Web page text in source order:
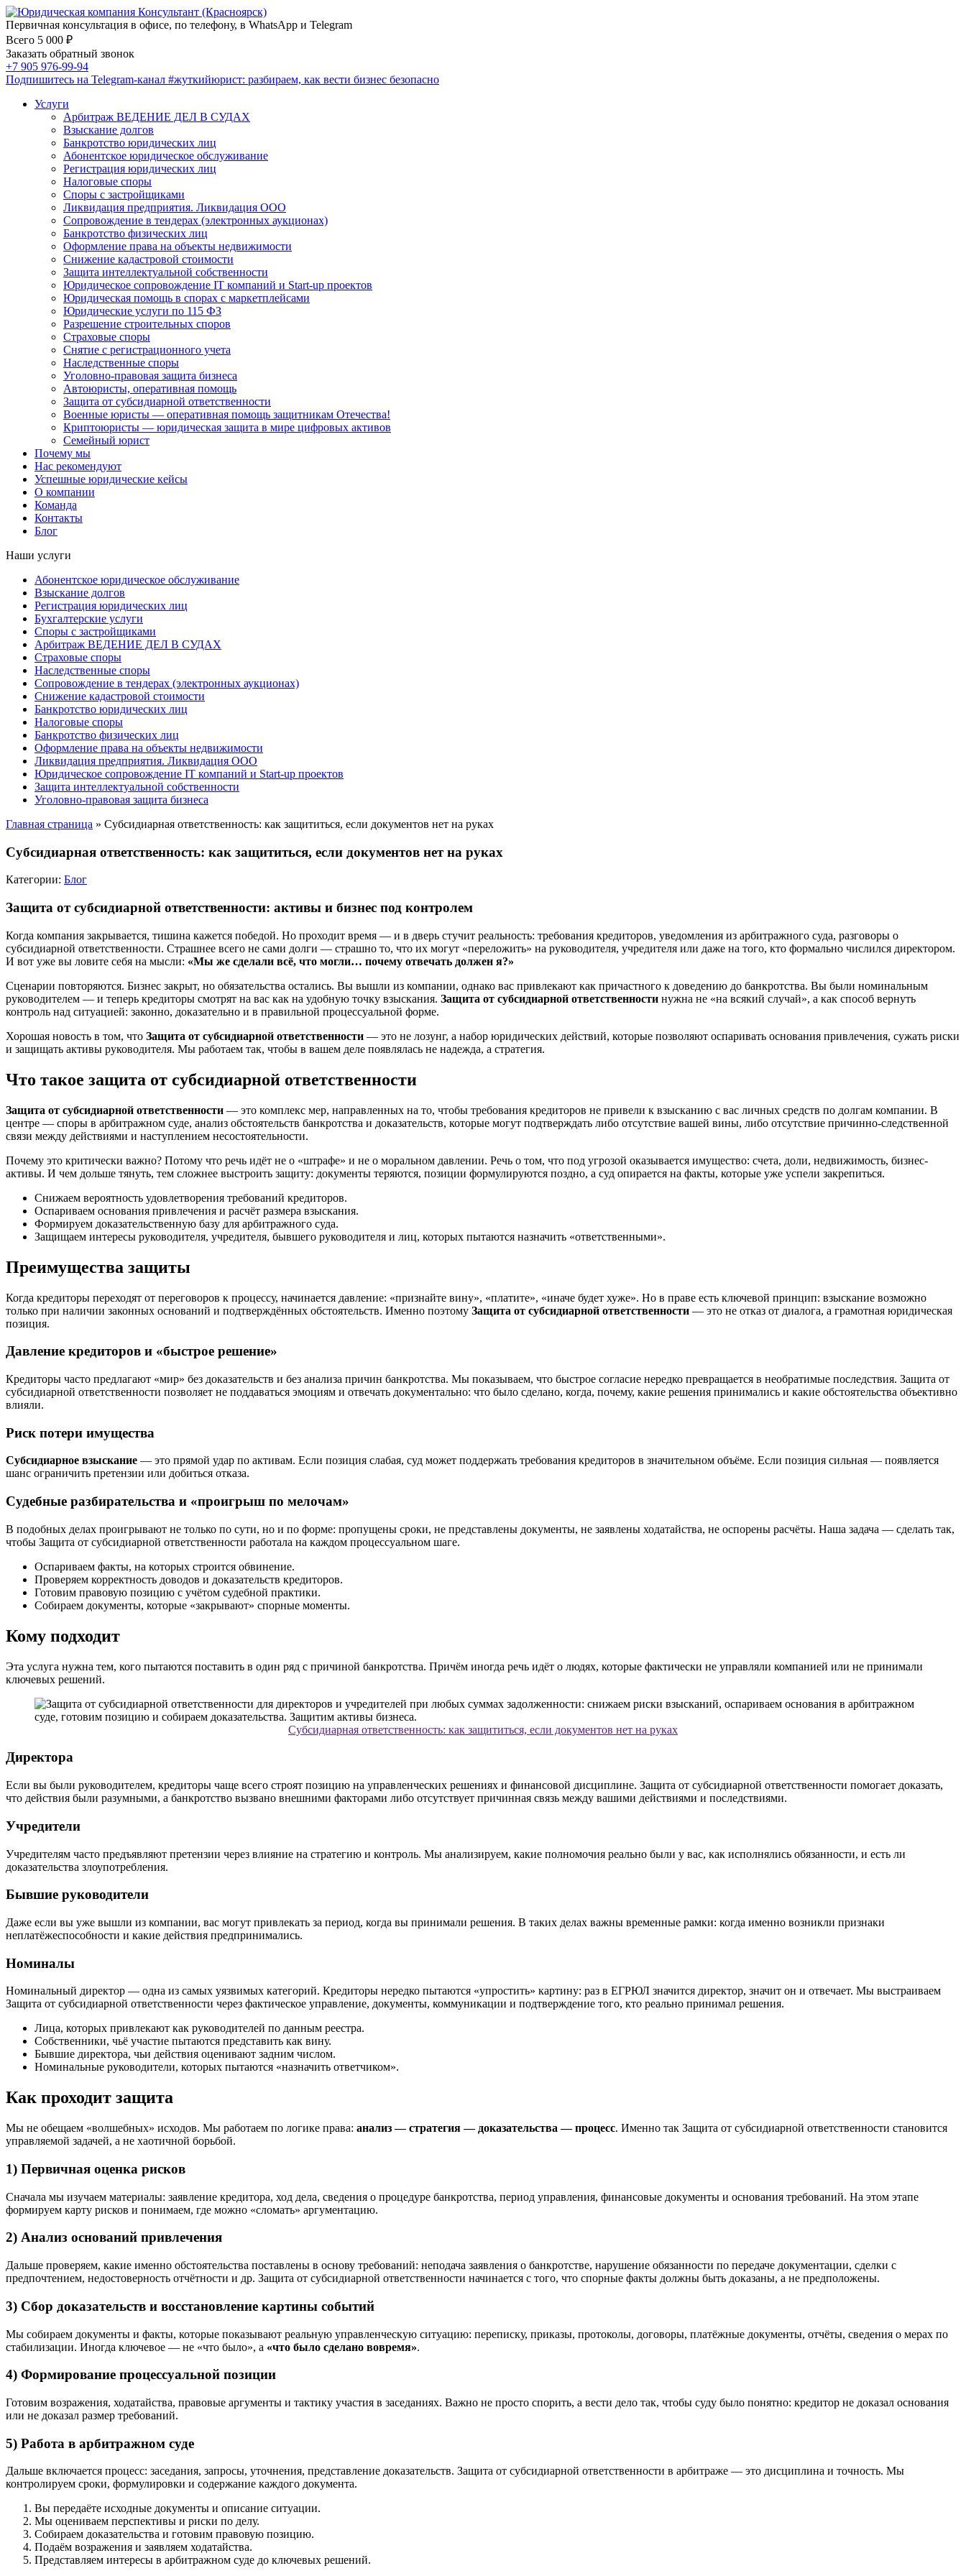
Первичная консультация в офисе, по телефону, в WhatsApp и Telegram
Всего 5 000 ₽
Заказать обратный звонок
+7 905 976-99-94
Подпишитесь на Telegram-канал #жуткийюрист: разбираем, как вести бизнес безопасно
Услуги
Арбитраж ВЕДЕНИЕ ДЕЛ В СУДАХ
Взыскание долгов
Банкротство юридических лиц
Абонентское юридическое обслуживание
Регистрация юридических лиц
Налоговые споры
Споры с застройщиками
Ликвидация предприятия. Ликвидация ООО
Сопровождение в тендерах (электронных аукционах)
Банкротство физических лиц
Оформление права на объекты недвижимости
Снижение кадастровой стоимости
Защита интеллектуальной собственности
Юридическое сопровождение IT компаний и Start-up проектов
Юридическая помощь в спорах с маркетплейсами
Юридические услуги по 115 ФЗ
Разрешение строительных споров
Страховые споры
Снятие с регистрационного учета
Наследственные споры
Уголовно-правовая защита бизнеса
Автоюристы, оперативная помощь
Защита от субсидиарной ответственности
Военные юристы — оперативная помощь защитникам Отечества!
Криптоюристы — юридическая защита в мире цифровых активов
Семейный юрист
Почему мы
Нас рекомендуют
Успешные юридические кейсы
О компании
Команда
Контакты
Блог
Наши услуги
Абонентское юридическое обслуживание
Взыскание долгов
Регистрация юридических лиц
Бухгалтерские услуги
Споры с застройщиками
Арбитраж ВЕДЕНИЕ ДЕЛ В СУДАХ
Страховые споры
Наследственные споры
Сопровождение в тендерах (электронных аукционах)
Снижение кадастровой стоимости
Банкротство юридических лиц
Налоговые споры
Банкротство физических лиц
Оформление права на объекты недвижимости
Ликвидация предприятия. Ликвидация ООО
Юридическое сопровождение IT компаний и Start-up проектов
Защита интеллектуальной собственности
Уголовно-правовая защита бизнеса
Главная страница » Субсидиарная ответственность: как защититься, если документов нет на руках
Субсидиарная ответственность: как защититься, если документов нет на руках
Категории: Блог
Защита от субсидиарной ответственности: активы и бизнес под контролем
Когда компания закрывается, тишина кажется победой. Но проходит время — и в дверь стучит реальность: требования кредиторов, уведомления из арбитражного суда, разговоры о
субсидиарной ответственности. Страшнее всего не сами долги — страшно то, что их могут «переложить» на руководителя, учредителя или даже на того, кто формально числился директором.
И вот уже вы ловите себя на мысли: «Мы же сделали всё, что могли… почему отвечать должен я?»
Сценарии повторяются. Бизнес закрыт, но обязательства остались. Вы вышли из компании, однако вас привлекают как причастного к доведению до банкротства. Вы были номинальным
руководителем — и теперь кредиторы смотрят на вас как на удобную точку взыскания. Защита от субсидиарной ответственности нужна не «на всякий случай», а как способ вернуть
контроль над ситуацией: законно, доказательно и в правильной процессуальной форме.
Хорошая новость в том, что Защита от субсидиарной ответственности — это не лозунг, а набор юридических действий, которые позволяют оспаривать основания привлечения, сужать риски
и защищать активы руководителя. Мы работаем так, чтобы в вашем деле появлялась не надежда, а стратегия.
Что такое защита от субсидиарной ответственности
Защита от субсидиарной ответственности — это комплекс мер, направленных на то, чтобы требования кредиторов не привели к взысканию с вас личных средств по долгам компании. В
центре — споры в арбитражном суде, анализ обстоятельств банкротства и доказательств, которые могут подтверждать либо отсутствие вашей вины, либо отсутствие причинно-следственной
связи между действиями и наступлением несостоятельности.
Почему это критически важно? Потому что речь идёт не о «штрафе» и не о моральном давлении. Речь о том, что под угрозой оказывается имущество: счета, доли, недвижимость, бизнес-
активы. И чем дольше тянуть, тем сложнее выстроить защиту: документы теряются, позиции формулируются поздно, а суд опирается на факты, которые уже успели закрепиться.
Снижаем вероятность удовлетворения требований кредиторов.
Оспариваем основания привлечения и расчёт размера взыскания.
Формируем доказательственную базу для арбитражного суда.
Защищаем интересы руководителя, учредителя, бывшего руководителя и лиц, которых пытаются назначить «ответственными».
Преимущества защиты
Когда кредиторы переходят от переговоров к процессу, начинается давление: «признайте вину», «платите», «иначе будет хуже». Но в праве есть ключевой принцип: взыскание возможно
только при наличии законных оснований и подтверждённых обстоятельств. Именно поэтому Защита от субсидиарной ответственности — это не отказ от диалога, а грамотная юридическая
позиция.
Давление кредиторов и «быстрое решение»
Кредиторы часто предлагают «мир» без доказательств и без анализа причин банкротства. Мы показываем, что быстрое согласие нередко превращается в необратимые последствия. Защита от
субсидиарной ответственности позволяет не поддаваться эмоциям и отвечать документально: что было сделано, когда, почему, какие решения принимались и какие обстоятельства объективно
влияли.
Риск потери имущества
Субсидиарное взыскание — это прямой удар по активам. Если позиция слабая, суд может поддержать требования кредиторов в значительном объёме. Если позиция сильная — появляется
шанс ограничить претензии или добиться отказа.
Судебные разбирательства и «проигрыш по мелочам»
В подобных делах проигрывают не только по сути, но и по форме: пропущены сроки, не представлены документы, не заявлены ходатайства, не оспорены расчёты. Наша задача — сделать так,
чтобы Защита от субсидиарной ответственности работала на каждом процессуальном шаге.
Оспариваем факты, на которых строится обвинение.
Проверяем корректность доводов и доказательств кредиторов.
Готовим правовую позицию с учётом судебной практики.
Собираем документы, которые «закрывают» спорные моменты.
Кому подходит
Эта услуга нужна тем, кого пытаются поставить в один ряд с причиной банкротства. Причём иногда речь идёт о людях, которые фактически не управляли компанией или не принимали
ключевых решений.
Субсидиарная ответственность: как защититься, если документов нет на руках
Директора
Если вы были руководителем, кредиторы чаще всего строят позицию на управленческих решениях и финансовой дисциплине. Защита от субсидиарной ответственности помогает доказать,
что действия были разумными, а банкротство вызвано внешними факторами либо отсутствует причинная связь между вашими действиями и последствиями.
Учредители
Учредителям часто предъявляют претензии через влияние на стратегию и контроль. Мы анализируем, какие полномочия реально были у вас, как исполнялись обязанности, и есть ли
доказательства злоупотребления.
Бывшие руководители
Даже если вы уже вышли из компании, вас могут привлекать за период, когда вы принимали решения. В таких делах важны временные рамки: когда именно возникли признаки
неплатёжеспособности и какие действия предпринимались.
Номиналы
Номинальный директор — одна из самых уязвимых категорий. Кредиторы нередко пытаются «упростить» картину: раз в ЕГРЮЛ значится директор, значит он и отвечает. Мы выстраиваем
Защита от субсидиарной ответственности через фактическое управление, документы, коммуникации и подтверждение того, кто реально принимал решения.
Лица, которых привлекают как руководителей по данным реестра.
Собственники, чьё участие пытаются представить как вину.
Бывшие директора, чьи действия оценивают задним числом.
Номинальные руководители, которых пытаются «назначить ответчиком».
Как проходит защита
Мы не обещаем «волшебных» исходов. Мы работаем по логике права: анализ — стратегия — доказательства — процесс. Именно так Защита от субсидиарной ответственности становится
управляемой задачей, а не хаотичной борьбой.
1) Первичная оценка рисков
Сначала мы изучаем материалы: заявление кредитора, ход дела, сведения о процедуре банкротства, период управления, финансовые документы и основания требований. На этом этапе
формируем карту рисков и понимаем, где можно «сломать» аргументацию.
2) Анализ оснований привлечения
Дальше проверяем, какие именно обстоятельства поставлены в основу требований: неподача заявления о банкротстве, нарушение обязанности по передаче документации, сделки с
предпочтением, недостоверность отчётности и др. Защита от субсидиарной ответственности начинается с того, что спорные факты должны быть доказаны, а не предположены.
3) Сбор доказательств и восстановление картины событий
Мы собираем документы и факты, которые показывают реальную управленческую ситуацию: переписку, приказы, протоколы, договоры, платёжные документы, отчёты, сведения о мерах по
стабилизации. Иногда ключевое — не «что было», а «что было сделано вовремя».
4) Формирование процессуальной позиции
Готовим возражения, ходатайства, правовые аргументы и тактику участия в заседаниях. Важно не просто спорить, а вести дело так, чтобы суду было понятно: кредитор не доказал основания
или не доказал размер требований.
5) Работа в арбитражном суде
Дальше включается процесс: заседания, запросы, уточнения, представление доказательств. Защита от субсидиарной ответственности в арбитраже — это дисциплина и точность. Мы
контролируем сроки, формулировки и содержание каждого документа.
Вы передаёте исходные документы и описание ситуации.
Мы оцениваем перспективы и риски по делу.
Собираем доказательства и готовим правовую позицию.
Подаём возражения и заявляем ходатайства.
Представляем интересы в арбитражном суде до ключевых решений.